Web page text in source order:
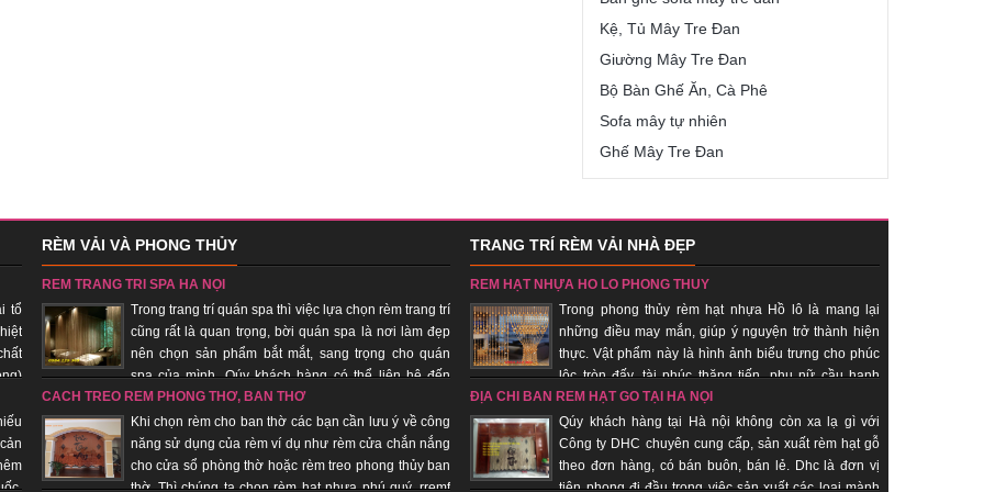
Kệ, Tủ Mây Tre Đan
Giường Mây Tre Đan
Bộ Bàn Ghế Ăn, Cà Phê
Sofa mây tự nhiên
Ghế Mây Tre Đan
tổ
RÈM VẢI VÀ PHONG THỦY
RÈM TRANG TRÍ SPA HÀ NỘI
Trong trang trí quán spa thì việc lựa chọn rèm trang trí
cũng rất là quan trọng, bời quán spa là nơi làm đẹp
nên chọn sản phẩm bắt mắt, sang trọng cho quán
spa của mình. Qúy khách hàng có thể liên hệ đến
công ty chúng tôi để đệp xem, chọn sản phẩm đẹp cho quán của
mình, với đội ngũ nhân viên lâu năm trong trang trí quán spa giúp
quý khách hàng tiết kiệm chi phí, được sử dụng sản phẩm đẹp, rẻ.
CÁCH TREO RÈM PHÒNG THỜ, BÀN THỜ
Khi chọn rèm cho ban thờ các bạn cần lưu ý về công
năng sử dụng của rèm ví dụ như rèm cửa chắn nắng
cho cửa sổ phòng thờ hoặc rèm treo phong thủy ban
thờ. Thì chúng ta chọn rèm hạt nhựa phú quý, rremf
TRANG TRÍ RÈM VẢI NHÀ ĐẸP
RÈM HẠT NHỰA HỒ LÔ PHONG THỦY
Trong phong thủy rèm hạt nhựa Hồ lô là mang lại
những điều may mắn, giúp ý nguyện trở thành hiện
thực. Vật phẩm này là hình ảnh biểu trưng cho phúc
lộc tròn đấy, tài phúc thăng tiến, phụ nữ cầu hạnh
phúc… Đồng thời quả bầu hồ lô còn là biểu trưng cho sự hài hòa
âm dương. Nhận sản xuất theo đơn hàng, giao hàng nhanh, uy tín.
ĐỊA CHỈ BÁN RÈM HẠT GỖ TẠI HÀ NỘI
Qúy khách hàng tại Hà nội không còn xa lạ gì với
Công ty DHC chuyên cung cấp, sản xuất rèm hạt gỗ
theo đơn hàng, có bán buôn, bán lẻ. Dhc là đơn vị
tiên phong đi đầu trong việc sản xuất các loại mành